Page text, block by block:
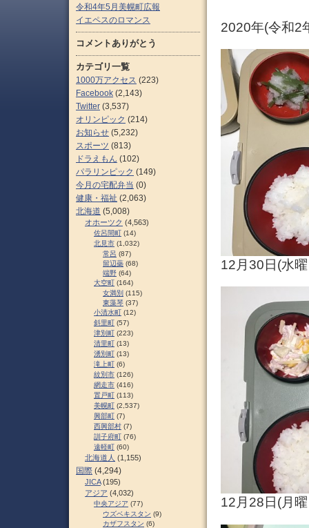
2020年(令和2
12月30日(水
12月28日(月
令和4年5月美幌町広報
イエペスのロマンス
コメントありがとう
カテゴリ一覧
1000万アクセス (223)
Facebook (2,143)
Twitter (3,537)
オリンピック (214)
お知らせ (5,232)
スポーツ (813)
ドラえもん (102)
パラリンピック (149)
今月の宅配弁当 (0)
健康・福祉 (2,063)
北海道 (5,008)
オホーツク (4,563)
佐呂間町 (14)
北見市 (1,032)
常呂 (87)
留辺蘂 (68)
端野 (64)
大空町 (164)
女満別 (115)
東藻琴 (37)
小清水町 (12)
斜里町 (57)
津別町 (223)
清里町 (13)
湧別町 (13)
滝上町 (6)
紋別市 (126)
網走市 (416)
置戸町 (113)
美幌町 (2,537)
興部町 (7)
西興部村 (7)
訓子府町 (76)
遠軽町 (60)
北海道人 (1,155)
国際 (4,294)
JICA(195)
アジア (4,032)
中央アジア (77)
ウズベキスタン (9)
カザフスタン (6)